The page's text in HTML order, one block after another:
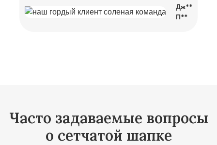
Дж**
П**
Часто задаваемые вопросы
о сетчатой шапке